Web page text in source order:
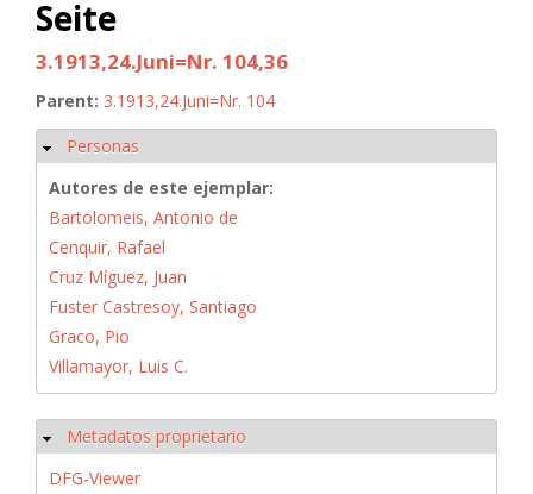
Seite
3.1913,24.Juni=Nr. 104,36
Parent: 3.1913,24.Juni=Nr. 104
Ocultar
Personas
Autores de este ejemplar:
Bartolomeis, Antonio de
Cenquir, Rafael
Cruz Míguez, Juan
Fuster Castresoy, Santiago
Graco, Pio
Villamayor, Luis C.
Ocultar
Metadatos proprietario
DFG-Viewer